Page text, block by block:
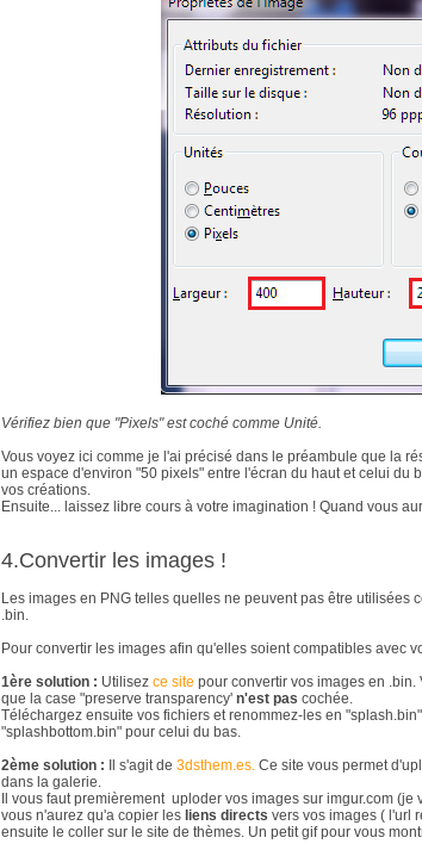
Vérifiez bien que "Pixels" est coché comme Unité.
Vous voyez ici comme je l'ai précisé dans le préambule que la
un espace d'environ "50 pixels" entre l'écran du haut et celui du
vos créations.
Ensuite... laissez libre cours à votre imagination ! Quand vous
4.Convertir les images !
Les images en PNG telles quelles ne peuvent pas être utilisées
.bin.
Pour convertir les images afin qu'elles soient compatibles avec
1ère solution : Utilisez ce site pour convertir vos images en
que la case "preserve transparency' n'est pas cochée.
Téléchargez ensuite vos fichiers et renommez-les en
"splashbottom.bin" pour celui du bas.
2ème solution :
Il s'agit de 3dsthem.es. Ce site vous permet
dans la galerie.
Il vous faut premièrement uploder vos images sur imgur.com
vous n'aurez qu'a copier les liens directs vers vos images ( l'url
ensuite le coller sur le site de thèmes. Un petit gif pour vous